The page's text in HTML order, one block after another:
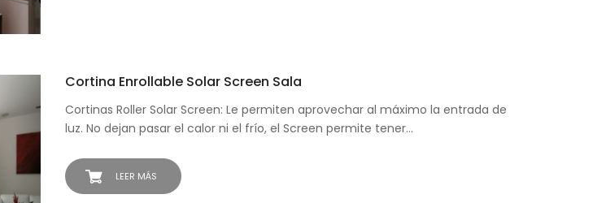
LEER MÁS
Cortina Enrollable Solar Screen Sala
Cortinas Roller Solar Screen: Le permiten aprovechar al máximo la entrada de
luz. No dejan pasar el calor ni el frío, el Screen permite tener…